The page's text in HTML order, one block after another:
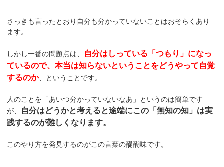
さっきも言ったとおり自分も分かっていないことはおそらくあり
ます。
しかし一番の問題点は、 自分はしっている「つもり」になっ
ているので、本当は知らないということをどうやって自覚
するのか、ということです。
人のことを「あいつ分かっていないなあ」というのは簡単です
が、 自分はどうかと考えると途端にこの「無知の知」は実
践するのが難しくなります。
このやり方を発見するのがこの言葉の醍醐味です。